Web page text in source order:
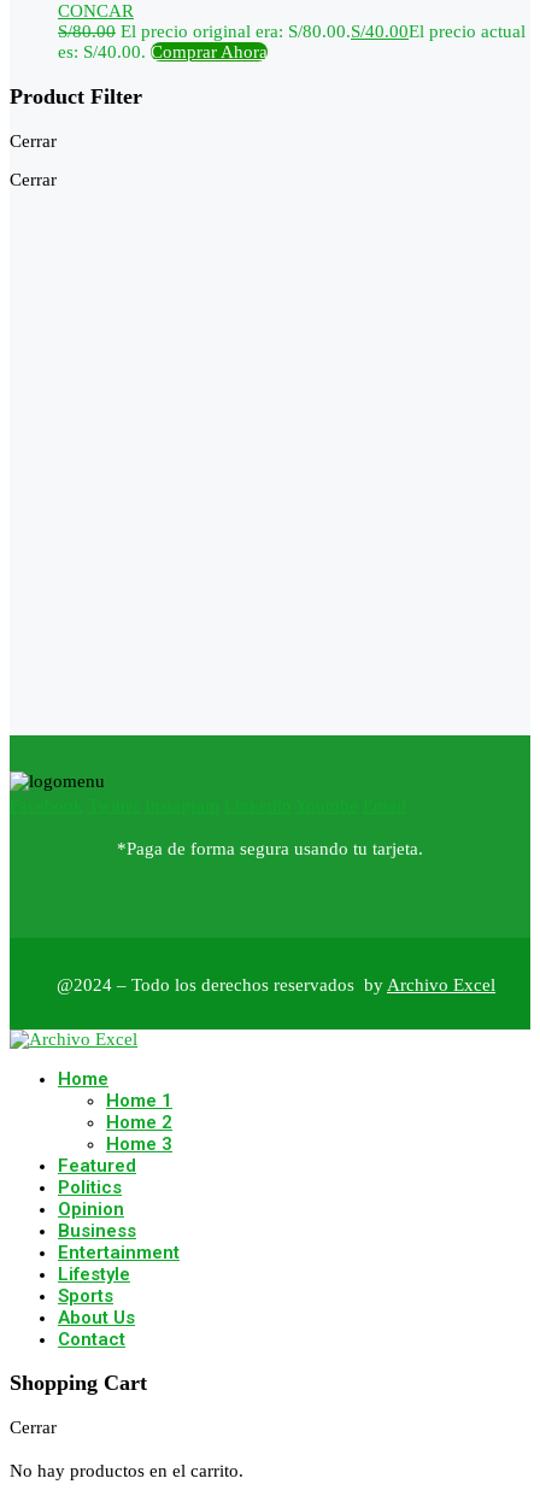
CONCAR
S/80.00 El precio original era: S/80.00.S/40.00El precio actual
es: S/40.00. Comprar Ahora
Product Filter
Cerrar
Cerrar
*Paga de forma segura usando tu tarjeta.
@2024 – Todo los derechos reservados by Archivo Excel
Home
Home 1
Home 2
Home 3
Featured
Politics
Opinion
Business
Entertainment
Lifestyle
Sports
About Us
Contact
Shopping Cart
Cerrar
No hay productos en el carrito.